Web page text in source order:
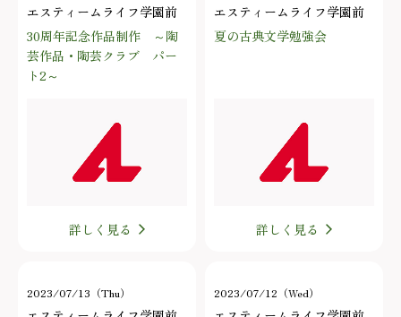
エスティームライフ学園前
30周年記念作品制作 ～陶
芸作品・陶芸クラブ パー
ト2～
詳しく見る
エスティームライフ学園前
夏の古典文学勉強会
詳しく見る
2023/07/13（Thu） 2023/07/12（Wed）